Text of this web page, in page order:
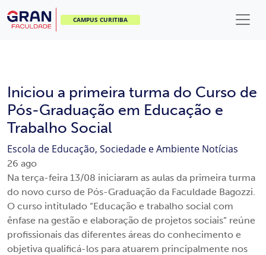
CAMPUS CURITIBA
Iniciou a primeira turma do Curso de
Pós-Graduação em Educação e
Trabalho Social
Escola de Educação, Sociedade e Ambiente Notícias
26 ago
Na terça-feira 13/08 iniciaram as aulas da primeira turma
do novo curso de Pós-Graduação da Faculdade Bagozzi.
O curso intitulado “Educação e trabalho social com
ênfase na gestão e elaboração de projetos sociais” reúne
profissionais das diferentes áreas do conhecimento e
objetiva qualificá-los para atuarem principalmente nos